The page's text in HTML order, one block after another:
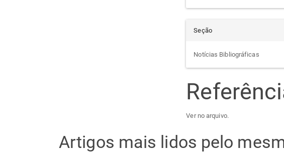
Seção
Notícias Bibliográficas
Ver no arquivo.
Artigos mais lidos pelo